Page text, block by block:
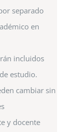
separado
en
incluidos
estudio.
cambiar sin
y docente